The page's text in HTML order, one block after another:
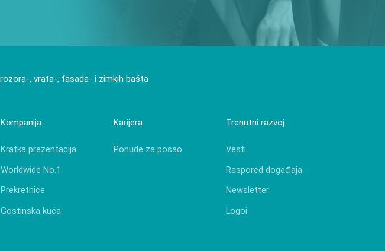
, vrata-, fasada- i zimkih bašta
Kompanija
Kratka prezentacija
Worldwide No.1
Prekretnice
Gostinska kuća
Karijera
Ponude za posao
Trenutni razvoj
Vesti
Raspored događaja
Newsletter
Logoi